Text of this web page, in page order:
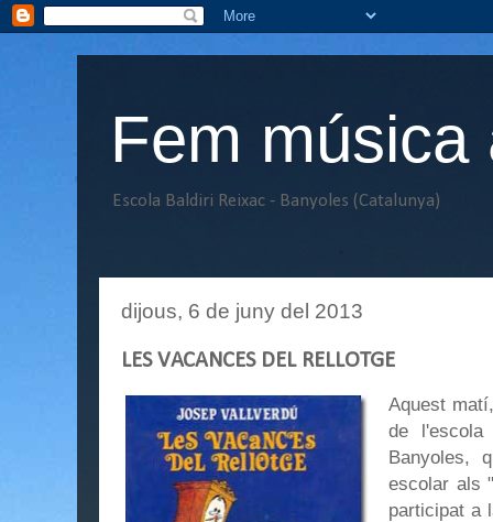
Fem música
Escola Baldiri Reixac - Banyoles (Catalunya)
dijous, 6 de juny del 2013
LES VACANCES DEL RELLOTGE
Aquest
de
Banyoles,
escolar als
participat a